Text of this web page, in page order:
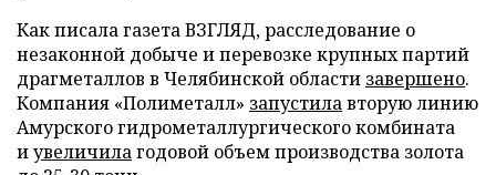
Как писала газета ВЗГЛЯД, расследование о
незаконной добыче и перевозке крупных партий
драгметаллов в Челябинской области завершено.
Компания «Полиметалл» запустилавторую линию
Амурского гидрометаллургического комбината
иувеличилагодовой объем производства золота